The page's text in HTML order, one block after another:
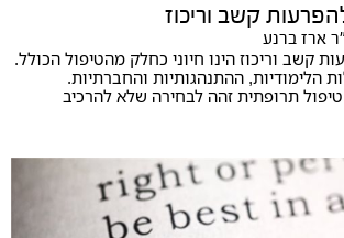
קשב וריכוז
ארז ברנע
קשב וריכוז הינו חיוני כחלק מהטיפול הכולל.
הלימודיות, ההתנהגותיות והחברתיות.
תרופתית זהה לבחירה שלא להרכיב